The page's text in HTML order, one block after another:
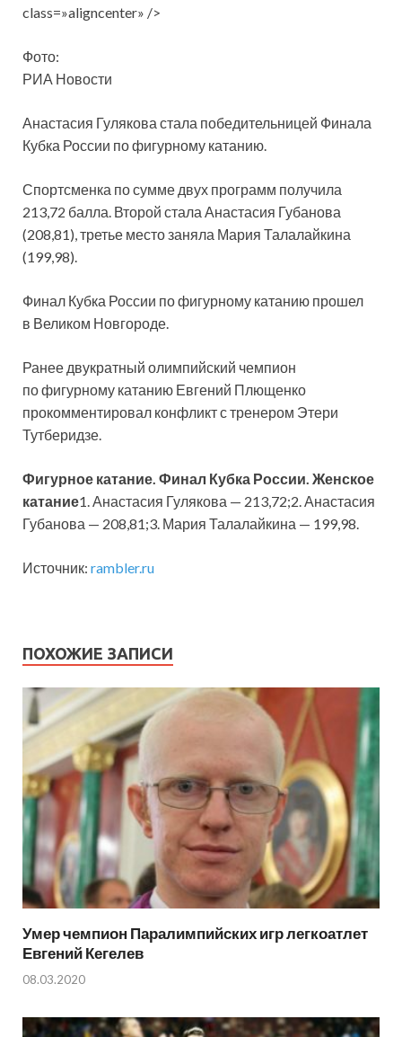
class=»aligncenter» />
Фото:
РИА Новости
Анастасия Гулякова стала победительницей Финала
Кубка России по фигурному катанию.
Спортсменка по сумме двух программ получила
213,72 балла. Второй стала Анастасия Губанова
(208,81), третье место заняла Мария Талалайкина
(199,98).
Финал Кубка России по фигурному катанию прошел
в Великом Новгороде.
Ранее двукратный олимпийский чемпион
по фигурному катанию Евгений Плющенко
прокомментировал конфликт с тренером Этери
Тутберидзе.
Фигурное катание. Финал Кубка России. Женское
катание1. Анастасия Гулякова — 213,72;2. Анастасия
Губанова — 208,81;3. Мария Талалайкина — 199,98.
Источник: rambler.ru
ПОХОЖИЕ ЗАПИСИ
Умер чемпион Паралимпийских игр легкоатлет
Евгений Кегелев
08.03.2020